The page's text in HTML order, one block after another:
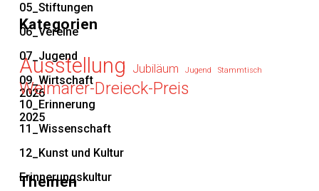
Kategorien
05_Stiftungen
06_Vereine
07_Jugend
09_Wirtschaft
10_Erinnerung
11_Wissenschaft
12_Kunst und Kultur
Erinnerungskultur
2026
2025
Themen
Ausstellung Jubiläum Jugend Stammtisch
Weimarer-Dreieck-Preis